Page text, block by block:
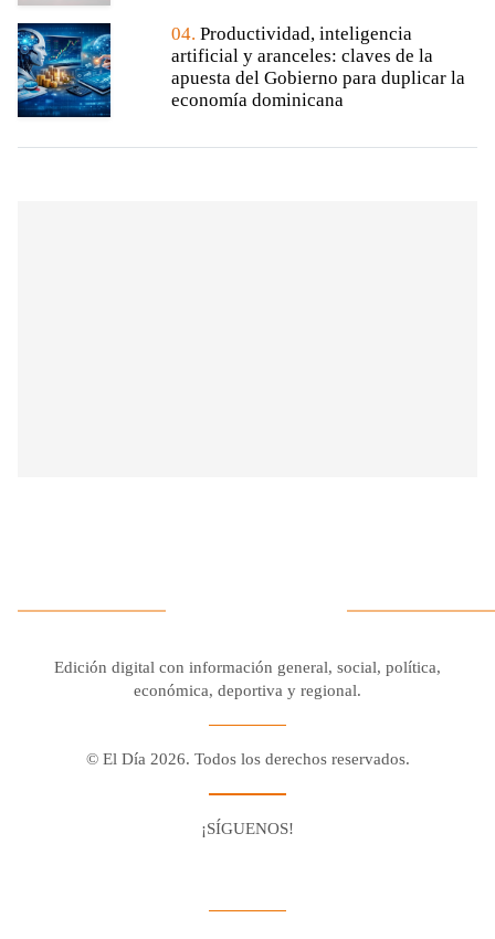
04. Productividad, inteligencia
artificial y aranceles: claves de la
apuesta del Gobierno para duplicar la
economía dominicana
Edición digital con información general, social, política,
económica, deportiva y regional.
© El Día 2026. Todos los derechos reservados.
¡SÍGUENOS!